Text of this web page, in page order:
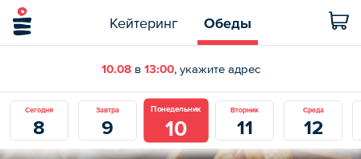
Кейтеринг Обеды
10.08в 13:00, укажите адрес
Сегодня
8
Завтра
9
Понедельник
10
Вторник
11
Среда
12